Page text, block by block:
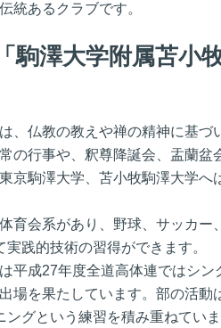
統あるクラブです。
駒澤大学附属苫小
、仏教の教えや禅の精神に基づ
の行事や、釈尊降誕会、盂蘭盆
京駒澤大学、苫小牧駒澤大学へ
育会系があり、野球、サッカー
践的技術の習得ができます。
平成27年度全道高体連ではシン
場を果たしています。部の活動
グという練習を積み重ねていま